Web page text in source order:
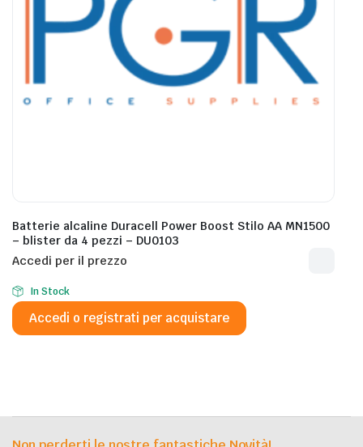
Batterie alcaline Duracell Power Boost Stilo AA MN1500
– blister da 4 pezzi – DU0103
Accedi per il prezzo
In Stock
Accedi o registrati per acquistare